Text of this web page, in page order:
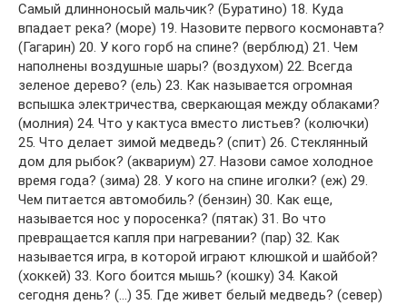
Самый длинноносый мальчик? (Буратино) 18. Куда
впадает река? (море) 19. Назовите первого космонавта?
(Гагарин) 20. У кого горб на спине? (верблюд) 21. Чем
наполнены воздушные шары? (воздухом) 22. Всегда
зеленое дерево? (ель) 23. Как называется огромная
вспышка электричества, сверкающая между облаками?
(молния) 24. Что у кактуса вместо листьев? (колючки)
25. Что делает зимой медведь? (спит) 26. Стеклянный
дом для рыбок? (аквариум) 27. Назови самое холодное
время года? (зима) 28. У кого на спине иголки? (еж) 29.
Чем питается автомобиль? (бензин) 30. Как еще,
называется нос у поросенка? (пятак) 31. Во что
превращается капля при нагревании? (пар) 32. Как
называется игра, в которой играют клюшкой и шайбой?
(хоккей) 33. Кого боится мышь? (кошку) 34. Какой
сегодня день? (…) 35. Где живет белый медведь? (север)